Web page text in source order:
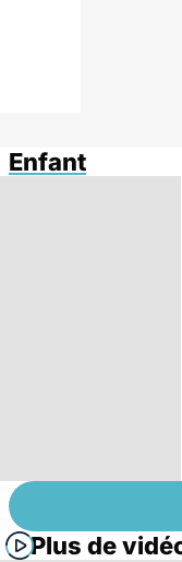
Enfant
Plus de